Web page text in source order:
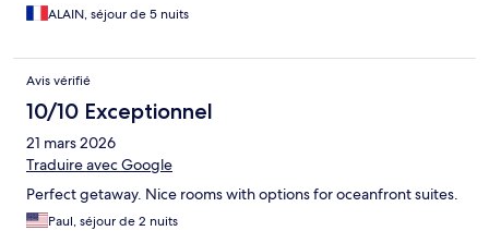
ALAIN, séjour de 5 nuits
Avis vérifié
10/10 Exceptionnel
21 mars 2026
Traduire avec Google
Perfect getaway. Nice rooms with options for oceanfront suites.
Paul, séjour de 2 nuits